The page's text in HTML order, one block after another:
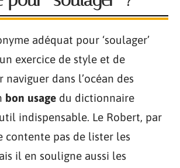
adéquat pour ‘soulager’
exercice de style et de
naviguer dans l’océan des
bon usage du dictionnaire
indispensable. Le Robert, par
contente pas de lister les
il en souligne aussi les